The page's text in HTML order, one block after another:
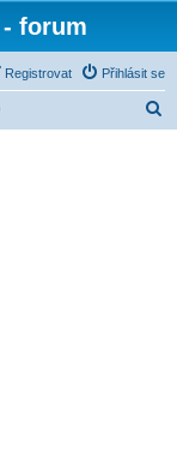
forum
Přihlásit se
Registrovat